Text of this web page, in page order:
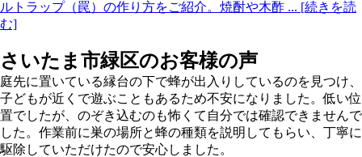
ルトラップ（罠）の作り方をご紹介。焼酎や木酢 ... [続きを読
む]
さいたま市緑区のお客様の声
庭先に置いている縁台の下で蜂が出入りしているのを見つけ、
子どもが近くで遊ぶこともあるため不安になりました。低い位
置でしたが、のぞき込むのも怖くて自分では確認できませんで
した。作業前に巣の場所と蜂の種類を説明してもらい、丁寧に
駆除していただけたので安心しました。